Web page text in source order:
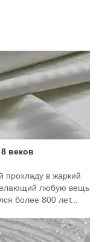
веков
прохладу в жаркий
любую вещь
более 800 лет...